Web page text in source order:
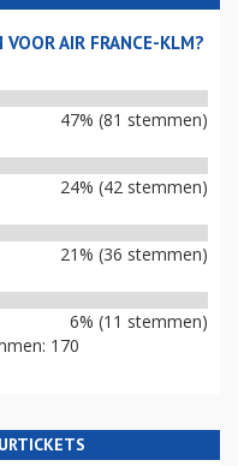
AIR FRANCE-KLM?
47% (81 stemmen)
24% (42 stemmen)
21% (36 stemmen)
6% (11 stemmen)
170